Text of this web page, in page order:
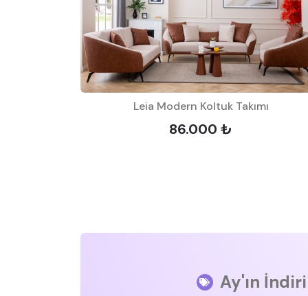
Leia Modern Koltuk Takımı
86.000 ₺
Ay'ın